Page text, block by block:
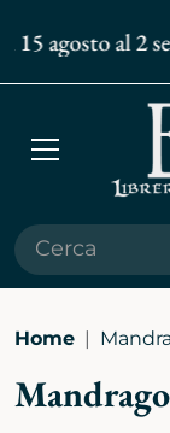
15 agosto al 2
Apri
Home